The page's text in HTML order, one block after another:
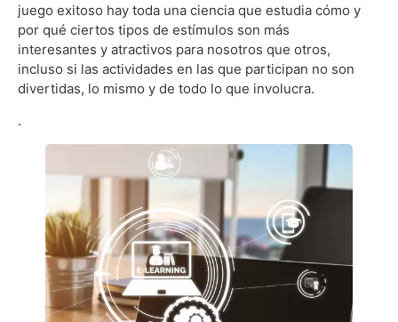
juego exitoso hay toda una ciencia que estudia cómo y
por qué ciertos tipos de estímulos son más
interesantes y atractivos para nosotros que otros,
incluso si las actividades en las que participan no son
divertidas, lo mismo y de todo lo que involucra.
.